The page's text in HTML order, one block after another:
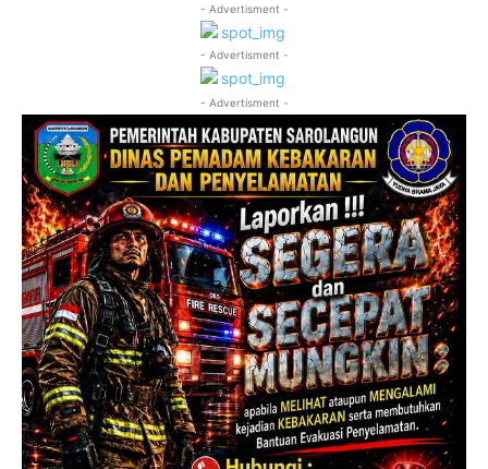
- Advertisment -
- Advertisment -
- Advertisment -